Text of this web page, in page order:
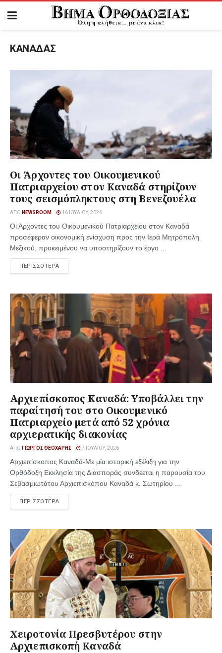
ΚΑΝΑΔΑΣ
Οι Άρχοντες του Οικουμενικού
Πατριαρχείου στον Καναδά στηρίζουν
τους σεισμόπληκτους στη Βενεζουέλα
ΑΠΌ NEWSROOM 16 ΙΟΥΛΊΟΥ, 2026
Οι Άρχοντες του Οικουμενικού Πατριαρχείου στον Καναδά
προσέφεραν οικονομική ενίσχυση προς την Ιερά Μητρόπολη
Μεξικού, προκειμένου να υποστηρίξουν το έργο ...
ΠΕΡΙΣΣΟΤΕΡΑ
Αρχιεπίσκοπος Καναδά: Υποβάλλει την
παραίτησή του στο Οικουμενικό
Πατριαρχείο μετά από 52 χρόνια
αρχιερατικής διακονίας
ΑΠΌ ΓΙΏΡΓΟΣ ΘΕΟΧΆΡΗΣ 7 ΙΟΥΛΊΟΥ, 2026
Αρχιεπίσκοπος Καναδά-Με μία ιστορική εξέλιξη για την
Ορθόδοξη Εκκλησία της Διασποράς συνδέεται η παρουσία του
Σεβασμιωτάτου Αρχιεπισκόπου Καναδά κ. Σωτηρίου ...
ΠΕΡΙΣΣΟΤΕΡΑ
Χειροτονία Πρεσβυτέρου στην
Αρχιεπισκοπή Καναδά